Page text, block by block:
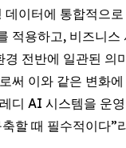
데이터에 통합적으
적용하고, 비즈니스
경 전반에 일관된 의
써 이와 같은 변화
디 AI 시스템을 운
할 때 필수적이다”